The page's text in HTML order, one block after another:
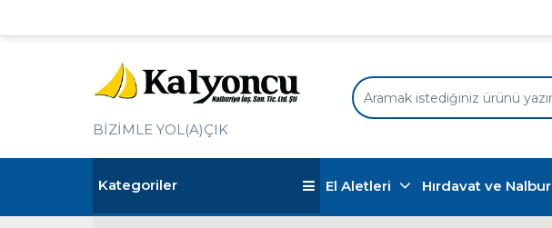
BİZİMLE YOL(A)ÇIK
Kategoriler El Aletleri Hırdavat ve Nalbur